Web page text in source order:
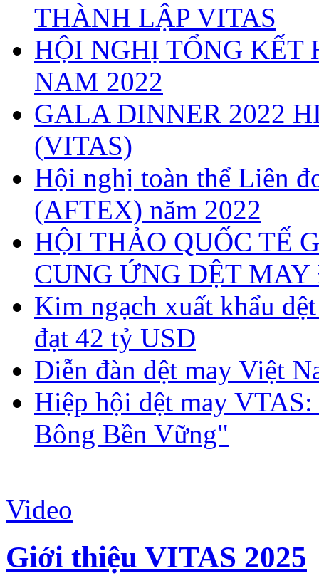
THÀNH LẬP VITAS
HỘI NGHỊ TỔNG KẾT
NAM 2022
GALA DINNER 2022
(VITAS)
Hội nghị toàn thể Liên
(AFTEX) năm 2022
HỘI THẢO QUỐC TẾ
CUNG ỨNG DỆT
Kim ngạch xuất khẩu
đạt 42 tỷ USD
Diễn đàn dệt may Việt
Hiệp hội dệt may
Bông Bền Vững"
Video
Giới thiệu VITAS 2025